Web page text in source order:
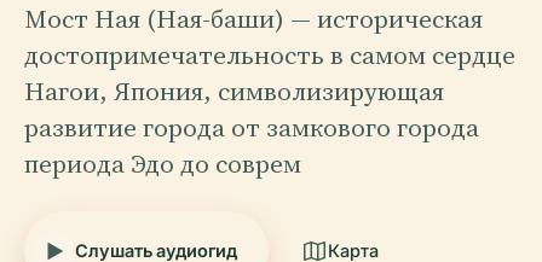
Мост Ная (Ная-баши) — историческая
достопримечательность в самом сердце
Нагои, Япония, символизирующая
развитие города от замкового города
периода Эдо до соврем
Слушать аудиогид Карта